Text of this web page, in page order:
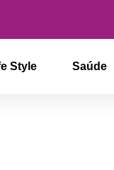
Style Saúde